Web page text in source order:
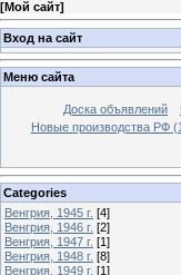
[Мой сайт]
Вход на сайт
Меню сайта
Доска объявлений
Новые производства РФ
Categories
Венгрия, 1945 г. [4]
Венгрия, 1946 г. [2]
Венгрия, 1947 г. [1]
Венгрия, 1948 г. [8]
Венгрия, 1949 г. [1]